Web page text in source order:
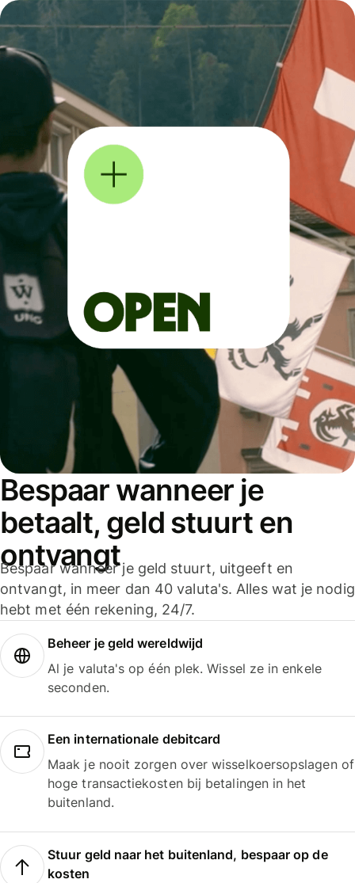
Bespaar wanneer je
betaalt, geld stuurt en
ontvangt
Bespaar wanneer je geld stuurt, uitgeeft en
ontvangt, in meer dan 40 valuta's. Alles wat je nodig
hebt met één rekening, 24/7.
Beheer je geld wereldwijd
Al je valuta's op één plek. Wissel ze in enkele
seconden.
Een internationale debitcard
Maak je nooit zorgen over wisselkoersopslagen of
hoge transactiekosten bij betalingen in het
buitenland.
Stuur geld naar het buitenland, bespaar op de
kosten